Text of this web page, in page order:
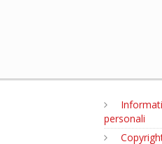
personali